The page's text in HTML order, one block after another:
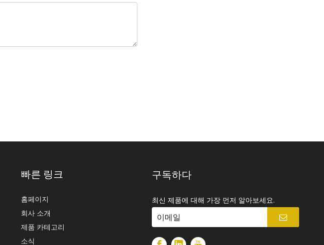
빠른 링크
홈페이지
회사 소개
제품 카테고리
소식
구독하다
최신 제품에 대해 가장 먼저 알아보세요.